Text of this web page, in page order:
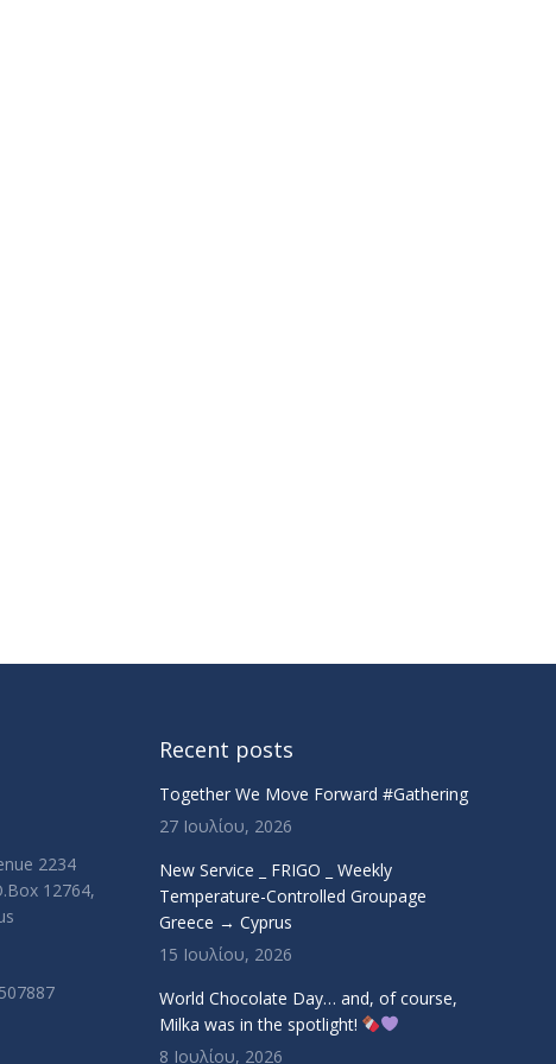
2234
12764,
Recent posts
Together We Move Forward #Gathering
27 Ιουλίου, 2026
New Service _ FRIGO _ Weekly
Temperature-Controlled Groupage
Greece → Cyprus
15 Ιουλίου, 2026
World Chocolate Day… and, of course,
Milka was in the spotlight!
8 Ιουλίου, 2026